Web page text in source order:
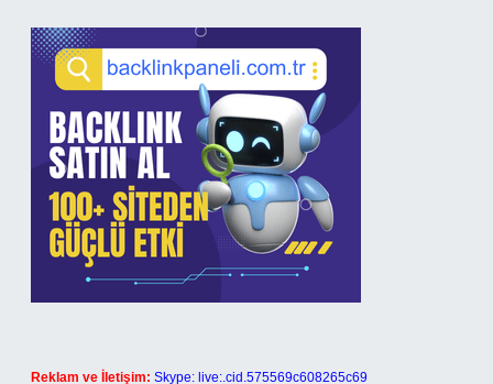
Reklam ve İletişim: Skype: live:.cid.575569c608265c69